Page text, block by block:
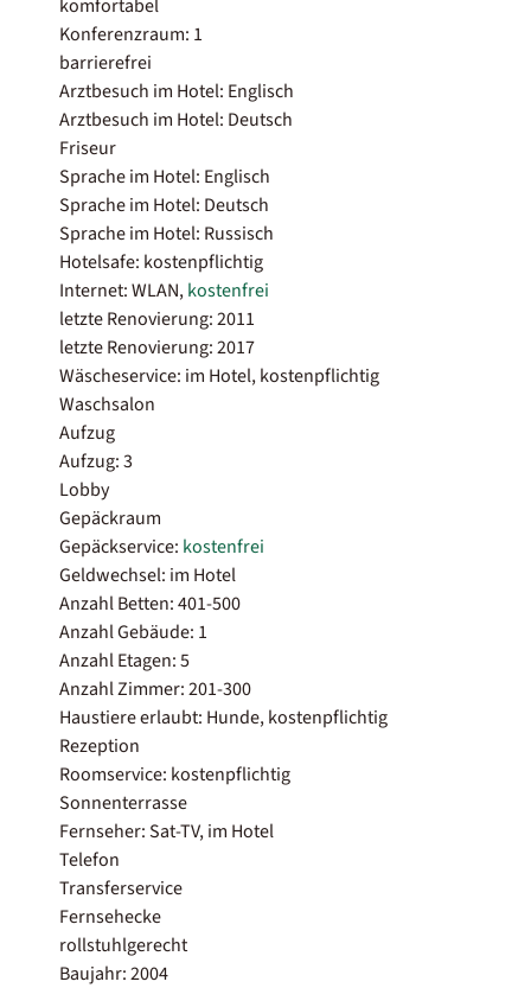
komfortabel
Konferenzraum: 1
barrierefrei
Arztbesuch im Hotel: Englisch
Arztbesuch im Hotel: Deutsch
Friseur
Sprache im Hotel: Englisch
Sprache im Hotel: Deutsch
Sprache im Hotel: Russisch
Hotelsafe: kostenpflichtig
Internet: WLAN,kostenfrei
letzte Renovierung: 2011
letzte Renovierung: 2017
Wäscheservice: im Hotel, kostenpflichtig
Waschsalon
Aufzug
Aufzug: 3
Lobby
Gepäckraum
Gepäckservice: kostenfrei
Geldwechsel: im Hotel
Anzahl Betten: 401-500
Anzahl Gebäude: 1
Anzahl Etagen: 5
Anzahl Zimmer: 201-300
Haustiere erlaubt: Hunde, kostenpflichtig
Rezeption
Roomservice: kostenpflichtig
Sonnenterrasse
Fernseher: Sat-TV, im Hotel
Telefon
Transferservice
Fernsehecke
rollstuhlgerecht
Baujahr: 2004